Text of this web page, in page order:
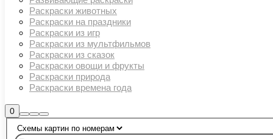
Раскраски животных
Раскраски на праздники
Раскраски из игр
Раскраски из мультфильмов
Раскраски из сказок
Раскраски овощи и фрукты
Раскраски природа
Раскраски времена года
0Боковая
панель
магазина
Найти
Больше
информации
Главное
меню